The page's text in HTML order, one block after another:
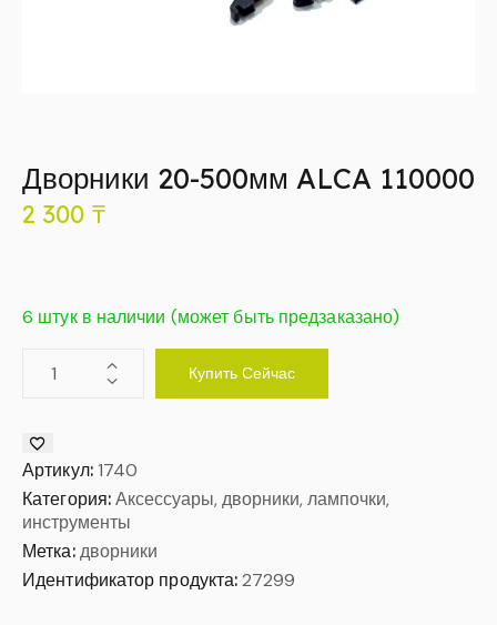
Дворники 20-500мм ALCA 110000
2 300 ₸
6 штук в наличии (может быть предзаказано)
Купить Сейчас
Артикул: 1740
Категория:Аксессуары, дворники, лампочки,
инструменты
Метка: дворники
Идентификатор продукта:27299